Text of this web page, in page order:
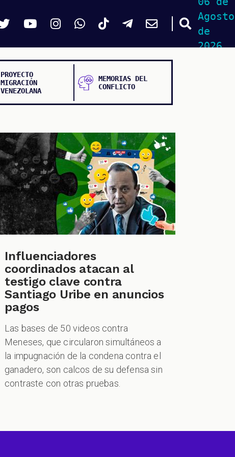
Agosto
de
2026
PROYECTO
MIGRACIÓN
VENEZOLANA
MEMORIAS DEL
CONFLICTO
Influenciadores
coordinados atacan al
testigo clave contra
Santiago Uribe en anuncios
pagos
Las bases de 50 videos contra
Meneses, que circularon simultáneos a
la impugnación de la condena contra el
ganadero, son calcos de su defensa sin
contraste con otras pruebas.